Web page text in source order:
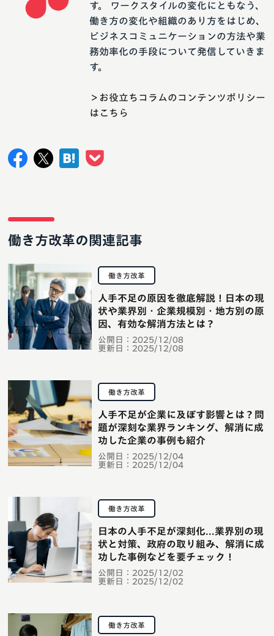
す。 ワークスタイルの変化にともなう、
働き方の変化や組織のあり方をはじめ、
ビジネスコミュニケーションの方法や業
務効率化の手段について発信していきま
す。
＞お役立ちコラムのコンテンツポリシー
はこちら
働き方改革の関連記事
働き方改革
公開日： 2025/12/08
更新日： 2025/12/08
人手不足の原因を徹底解説！日本の現
状や業界別・企業規模別・地方別の原
因、有効な解消方法とは？
働き方改革
公開日： 2025/12/04
更新日： 2025/12/04
人手不足が企業に及ぼす影響とは？問
題が深刻な業界ランキング、解消に成
功した企業の事例も紹介
働き方改革
公開日： 2025/12/02
更新日： 2025/12/02
日本の人手不足が深刻化...業界別の現
状と対策、政府の取り組み、解消に成
功した事例などを要チェック！
働き方改革